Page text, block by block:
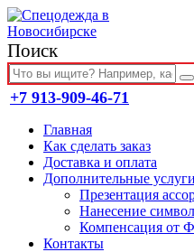
Поиск
+7 913-909-46-71
Главная
Как сделать заказ
Доставка и оплата
Дополнительные услуги
Презентация
Нанесение
Компенсация от
Контакты